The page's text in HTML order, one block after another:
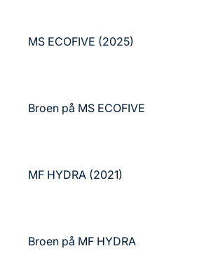
MS ECOFIVE (2025)
Broen på MS ECOFIVE
MF HYDRA (2021)
Broen på MF HYDRA